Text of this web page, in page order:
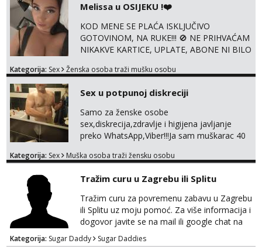
UŽIVO
Melissa u OSIJEKU !❤️
KOD MENE SE PLAĆA ISKLJUČIVO
GOTOVINOM, NA RUKE!!! 🚫 NE PRIHVAĆAM
NIKAKVE KARTICE, UPLATE, ABONE NI BILO
SAMO GOTOVINA!!! Moje fotografije su
za dopisivanja Za dogovor mi piši direktno na
WhatsApp – ako znaš što želiš, bit će ti
nagrađeno.
Kategorija: Sex Ženska osoba traži mušku osobu
Sex u potpunoj diskreciji
Samo za ženske osobe
sex,diskrecija,zdravlje i higijena javljanje
preko WhatsApp,Viber!!!Ja sam muškarac 40
sve stvar dogovora otvoren za sve
Kategorija: Sex Muška osoba traži žensku osobu
Tražim curu u Zagrebu ili Splitu
Tražim curu za povremenu zabavu u Zagrebu
ili Splitu uz moju pomoć. Za više informacija i
dogovor javite se na mail ili google chat na
oneofakind999111@gmail.com
Kategorija: Sugar Daddy Sugar Daddies